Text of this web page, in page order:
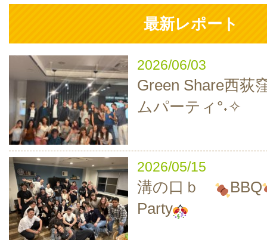
最新レポート
2026/06/03
Green Share西荻
ムパーティ°˖✧
2026/05/15
溝の口ｂ
BBQ
Party